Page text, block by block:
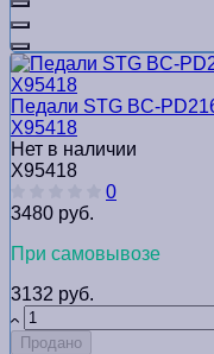
Педали STG BC-
Х95418
Нет в наличии
Х95418
0
3480 руб.
При самовывозе
3132 руб.
Продано